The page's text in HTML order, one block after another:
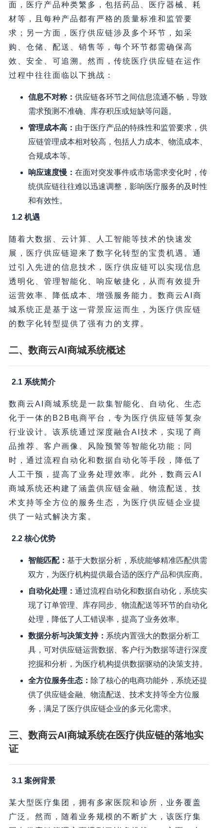
面，医疗产品种类繁多，包括药品、医疗器械、耗
材等，且每种产品都有严格的质量标准和监管要
求；另一方面，医疗供应链涉及多个环节，如采
购、仓储、配送、销售等，每个环节都需确保高
效、安全、可追溯。然而，传统医疗供应链在运作
过程中往往面临以下挑战：
信息不对称： 供应链各环节之间信息流通不畅，导致
需求预测不准确、库存积压或短缺等问题。
管理成本高： 由于医疗产品的特殊性和监管要求，供
应链管理成本相对较高，包括人力成本、物流成本、
合规成本等。
响应速度慢： 在面对突发事件或市场需求变化时，传
统供应链往往难以迅速调整，影响医疗服务的及时性
和有效性。
1.2 机遇
随着大数据、云计算、人工智能等技术的快速发
展，医疗供应链迎来了数字化转型的宝贵机遇。通
过引入先进的信息技术，医疗供应链可以实现信息
透明化、管理智能化、响应敏捷化，从而有效提升
运营效率、降低成本、增强服务能力。数商云AI商
城系统正是基于这一背景应运而生，为医疗供应链
的数字化转型提供了强有力的支撑。
二、数商云AI商城系统概述
2.1 系统简介
数商云AI商城系统是一款集智能化、自动化、生态
化于一体的B2B电商平台，专为医疗供应链等复杂
行业设计。该系统通过深度融合AI技术，实现了商
品推荐、客户画像、风险预警等智能化功能；同
时，通过流程自动化和数据自动化等手段，降低了
人工干预，提高了业务处理效率。此外，数商云AI
商城系统还构建了涵盖供应链金融、物流配送、技
术支持等全方位的服务生态，为医疗供应链企业提
供了一站式解决方案。
2.2 核心优势
智能匹配： 基于大数据分析，系统能够精准匹配供需
双方，为医疗机构提供最合适的医疗产品和供应商。
自动化处理： 通过流程自动化和数据自动化，系统实
现了订单管理、库存同步、物流配送等环节的自动化
处理，降低了人工错误率，提高了业务效率。
数据分析与决策支持： 系统内置强大的数据分析工
具，可对供应链运营数据、客户行为数据等进行深度
挖掘和分析，为医疗机构提供数据驱动的决策支持。
全方位服务生态： 除了核心的电商功能外，系统还提
供了供应链金融、物流配送、技术支持等全方位服
务，满足了医疗供应链企业的多元化需求。
三、数商云AI商城系统在医疗供应链的落地实
证
3.1 案例背景
某大型医疗集团，拥有多家医院和诊所，业务覆盖
广泛。然而，随着业务规模的不断扩大，该医疗集